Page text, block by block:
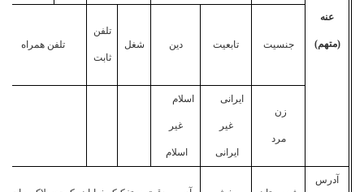
عنه
(متهم) جنسیت تابعیت دین شغل
تلفن
ثابت
تلفن همراه
زن
مرد
ایرانی
غیر
ایرانی
اسلام
غیر
اسلام
آدرس